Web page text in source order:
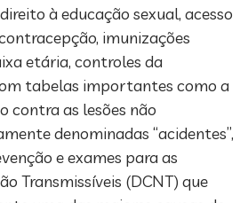
à educação sexual, acesso
imunizações
etária, controles da
tabelas importantes como a
contra as lesões não
denominadas “acidentes”,
e exames para as
Transmissíveis (DCNT) que